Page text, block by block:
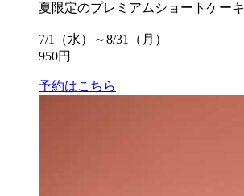
夏限定のプレミアムショートケーキ
7/1（水）～8/31（月）
950円
予約はこちら